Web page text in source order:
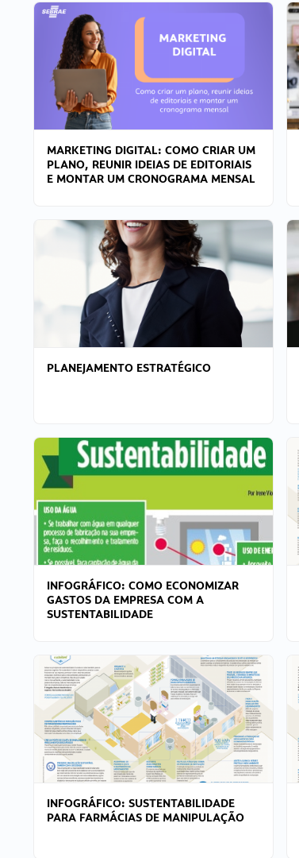
MARKETING DIGITAL: COMO CRIAR UM
PLANO, REUNIR IDEIAS DE EDITORIAIS
E MONTAR UM CRONOGRAMA MENSAL
PLANEJAMENTO ESTRATÉGICO
INFOGRÁFICO: COMO ECONOMIZAR
GASTOS DA EMPRESA COM A
SUSTENTABILIDADE
INFOGRÁFICO: SUSTENTABILIDADE
PARA FARMÁCIAS DE MANIPULAÇÃO